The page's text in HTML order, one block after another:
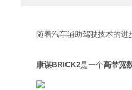
随着汽车辅助驾驶技术的
康谋BRICK2是一个高带宽